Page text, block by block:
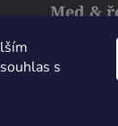
s
Med &